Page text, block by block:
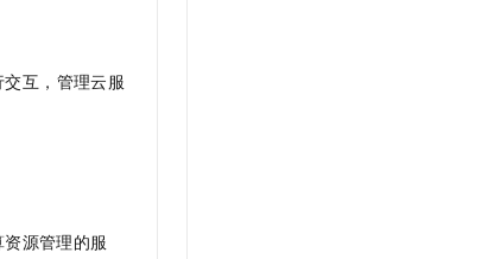
互，管理云服
源管理的服